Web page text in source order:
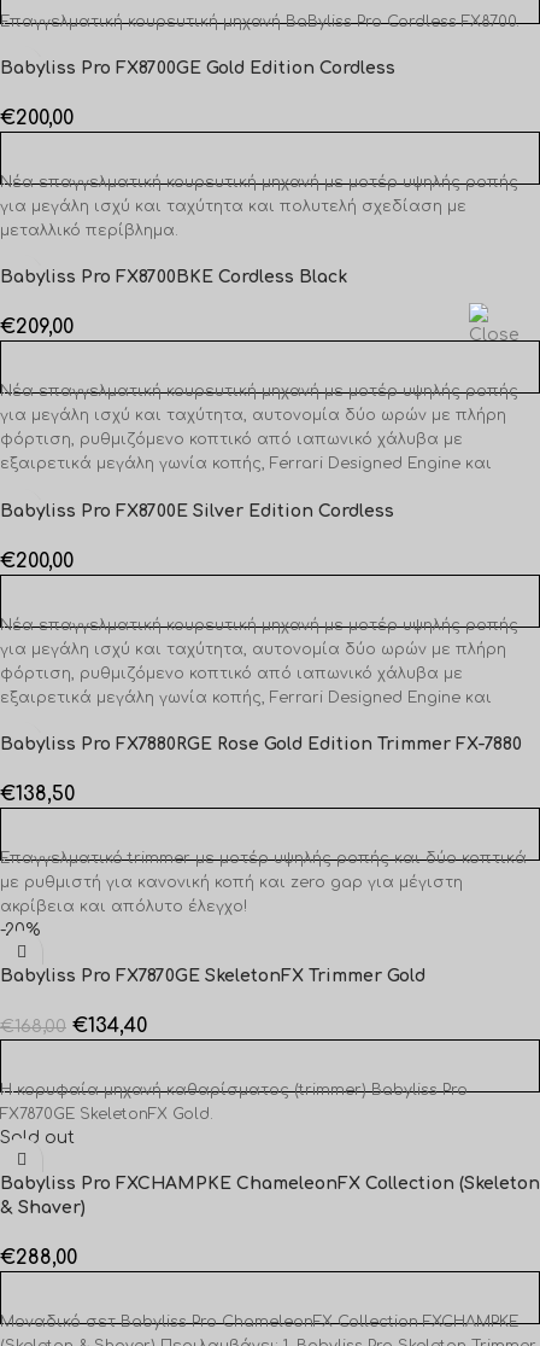
Επαγγελματική κουρευτική μηχανή BaByliss Pro Cordless FX8700.
Babyliss Pro FX8700GE Gold Edition Cordless
€200,00
Νέα επαγγελματική κουρευτική μηχανή με μοτέρ υψηλής ροπής
για μεγάλη ισχύ και ταχύτητα και πολυτελή σχεδίαση με
μεταλλικό περίβλημα.
Babyliss Pro FX8700BKE Cordless Black
€209,00
Νέα επαγγελματική κουρευτική μηχανή με μοτέρ υψηλής ροπής
για μεγάλη ισχύ και ταχύτητα, αυτονομία δύο ωρών με πλήρη
φόρτιση, ρυθμιζόμενο κοπτικό από ιαπωνικό χάλυβα με
εξαιρετικά μεγάλη γωνία κοπής, Ferrari Designed Engine και
Babyliss Pro FX8700E Silver Edition Cordless
€200,00
Νέα επαγγελματική κουρευτική μηχανή με μοτέρ υψηλής ροπής
για μεγάλη ισχύ και ταχύτητα, αυτονομία δύο ωρών με πλήρη
φόρτιση, ρυθμιζόμενο κοπτικό από ιαπωνικό χάλυβα με
εξαιρετικά μεγάλη γωνία κοπής, Ferrari Designed Engine και
Babyliss Pro FX7880RGE Rose Gold Edition Trimmer FX-7880
€138,50
Επαγγελματικό trimmer με μοτέρ υψηλής ροπής και δύο κοπτικά
με ρυθμιστή για κανονική κοπή και zero gap για μέγιστη
ακρίβεια και απόλυτο έλεγχο!
-20%
Babyliss Pro FX7870GE SkeletonFX Trimmer Gold
€168,00 €134,40
H κορυφαία μηχανή καθαρίσματος (trimmer) Babyliss Pro
FX7870GE SkeletonFX Gold.
Sold out
Babyliss Pro FXCHAMPKE ChameleonFX Collection (Skeleton
& Shaver)
€288,00
Μοναδικό σετ Babyliss Pro ChameleonFX Collection FXCHAMPKE